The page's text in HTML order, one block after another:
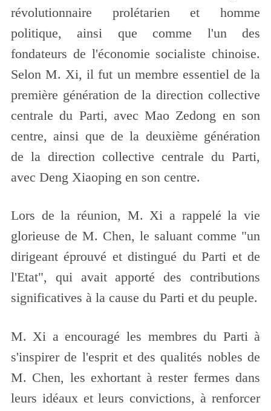
révolutionnaire prolétarien et homme
politique, ainsi que comme l'un des
fondateurs de l'économie socialiste chinoise.
Selon M. Xi, il fut un membre essentiel de la
première génération de la direction collective
centrale du Parti, avec Mao Zedong en son
centre, ainsi que de la deuxième génération
de la direction collective centrale du Parti,
avec Deng Xiaoping en son centre.
Lors de la réunion, M. Xi a rappelé la vie
glorieuse de M. Chen, le saluant comme "un
dirigeant éprouvé et distingué du Parti et de
l'Etat", qui avait apporté des contributions
significatives à la cause du Parti et du peuple.
M. Xi a encouragé les membres du Parti à
s'inspirer de l'esprit et des qualités nobles de
M. Chen, les exhortant à rester fermes dans
leurs idéaux et leurs convictions, à renforcer